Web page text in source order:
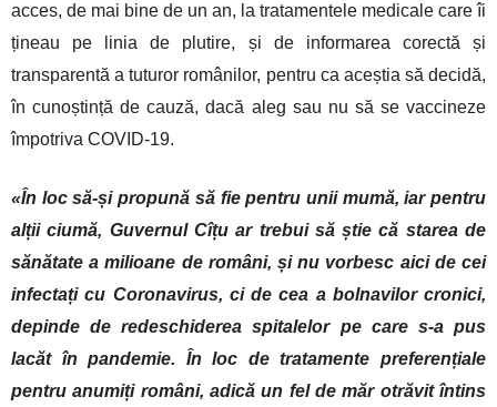
acces, de mai bine de un an, la tratamentele medicale care îi
țineau pe linia de plutire, și de informarea corectă și
transparentă a tuturor românilor, pentru ca aceștia să decidă,
în cunoștință de cauză, dacă aleg sau nu să se vaccineze
împotriva COVID-19.
«În loc să-și propună să fie pentru unii mumă, iar pentru
alții ciumă, Guvernul Cîțu ar trebui să știe că starea de
sănătate a milioane de români, și nu vorbesc aici de cei
infectați cu Coronavirus, ci de cea a bolnavilor cronici,
depinde de redeschiderea spitalelor pe care s-a pus
lacăt în pandemie. În loc de tratamente preferențiale
pentru anumiți români, adică un fel de măr otrăvit întins